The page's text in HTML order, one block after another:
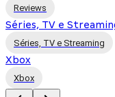
Reviews
Séries, TV e
Séries, TV e Streaming
Xbox
Xbox